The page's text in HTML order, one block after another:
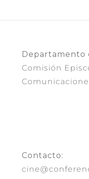
Departamento
Comisión
Contacto: